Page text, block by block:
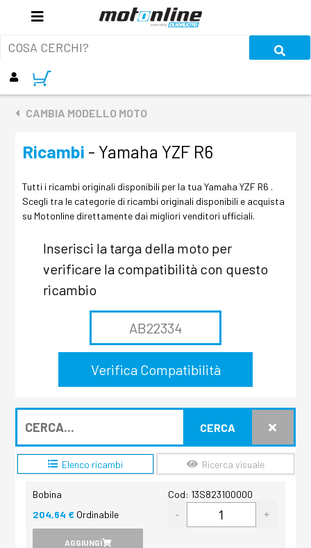
CAMBIA MODELLO MOTO
Ricambi - Yamaha YZF R6
Tutti i ricambi originali disponibili per la tua Yamaha YZF R6 .
Scegli tra le categorie di ricambi originali disponibili e acquista
su Motonline direttamente dai migliori venditori ufficiali.
Inserisci la targa della moto per
verificare la compatibilità con questo
ricambio
CERCA
Elenco ricambi Ricerca visuale
Bobina
Cod: 13S823100000
204,64 € Ordinabile
AGGIUNGI